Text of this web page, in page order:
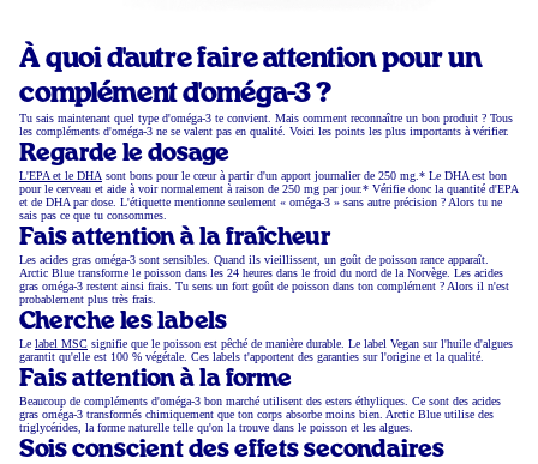
À quoi d'autre faire attention pour un
complément d'oméga-3 ?
Tu sais maintenant quel type d'oméga-3 te convient. Mais comment reconnaître un bon produit ? Tous
les compléments d'oméga-3 ne se valent pas en qualité. Voici les points les plus importants à vérifier.
Regarde le dosage
L'EPA et le DHA sont bons pour le cœur à partir d'un apport journalier de 250 mg.* Le DHA est bon
pour le cerveau et aide à voir normalement à raison de 250 mg par jour.* Vérifie donc la quantité d'EPA
et de DHA par dose. L'étiquette mentionne seulement « oméga-3 » sans autre précision ? Alors tu ne
sais pas ce que tu consommes.
Fais attention à la fraîcheur
Les acides gras oméga-3 sont sensibles. Quand ils vieillissent, un goût de poisson rance apparaît.
Arctic Blue transforme le poisson dans les 24 heures dans le froid du nord de la Norvège. Les acides
gras oméga-3 restent ainsi frais. Tu sens un fort goût de poisson dans ton complément ? Alors il n'est
probablement plus très frais.
Cherche les labels
Le label MSC signifie que le poisson est pêché de manière durable. Le label Vegan sur l'huile d'algues
garantit qu'elle est 100 % végétale. Ces labels t'apportent des garanties sur l'origine et la qualité.
Fais attention à la forme
Beaucoup de compléments d'oméga-3 bon marché utilisent des esters éthyliques. Ce sont des acides
gras oméga-3 transformés chimiquement que ton corps absorbe moins bien. Arctic Blue utilise des
triglycérides, la forme naturelle telle qu'on la trouve dans le poisson et les algues.
Sois conscient des effets secondaires